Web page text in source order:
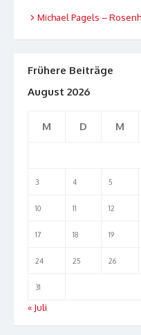
Michael Pagels –
Frühere Beiträge
August 2026
M D M
3 4 5
10 11 12
17 18 19
24 25 26
31
« Juli